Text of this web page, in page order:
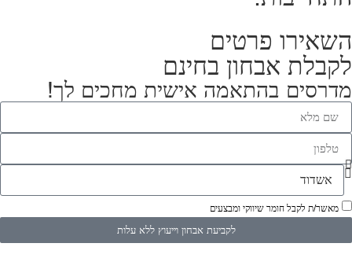
השאירו פרטים
לקבלת אבחון בחינם
מדרסים בהתאמה אישית מחכים לך!
מאשר/ת לקבל חומר שיווקי ומבצעים
לקביעת אבחון וייעוץ ללא עלות